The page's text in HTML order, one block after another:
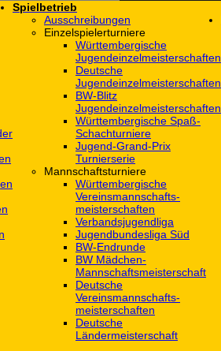
Spielbetrieb
Ausschreibungen
Einzelspielerturniere
Württembergische
Jugendeinzelmeisterschaften
Deutsche
Jugendeinzelmeisterschaften
BW-Blitz
Jugendeinzelmeisterschaften
Württembergische Spaß-
Schachturniere
Jugend-Grand-Prix
Turnierserie
Mannschaftsturniere
Württembergische
Vereinsmannschafts-
meisterschaften
Verbandsjugendliga
Jugendbundesliga Süd
BW-Endrunde
BW Mädchen-
Mannschaftsmeisterschaft
Deutsche
Vereinsmannschafts-
meisterschaften
Deutsche
Ländermeisterschaft